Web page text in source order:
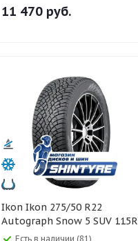
11 470 руб.
Ikon Ikon 275/50 R22
Autograph Snow 5 SUV 115R
Есть в наличии (81)